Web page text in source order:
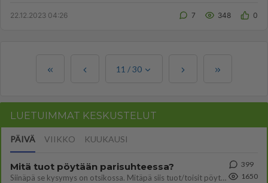
22.12.2023 04:26 7 348 0
11 /30
LUETUIMMAT KESKUSTELUT
PÄIVÄ VIIKKO KUUKAUSI
Mitä tuot pöytään parisuhteessa?
Siinäpä se kysymys on otsikossa. Mitäpä siis tuot/toisit pöytään parisuhteessa? Oletko mies vai nainen? Koetko sen mitä
399
1650